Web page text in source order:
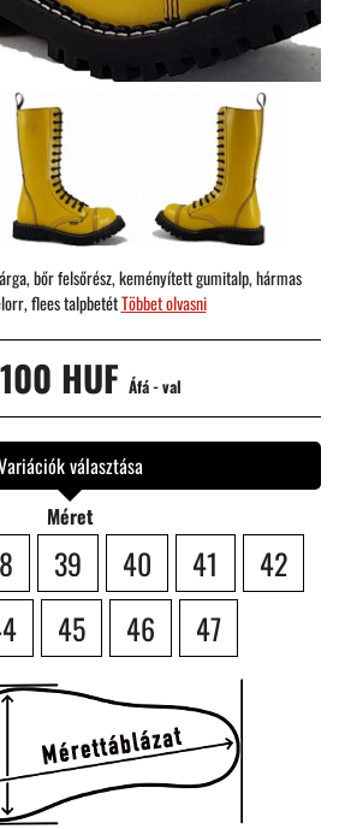
bőr felsőrész, keményített gumitalp, hármas
flees talpbetétTöbbet olvasni
HUF Áfá - val
választása
Méret
39 40 41
42
45 46 47